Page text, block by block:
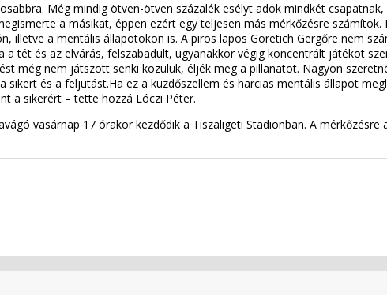
Még mindig ötven-ötven százalék esélyt adok mindkét
a másikat, éppen ezért egy teljesen más mérkőzésre
illetve a mentális állapotokon is. A piros lapos Goretich Gergőre nem
tét és az elvárás, felszabadult, ugyanakkor végig koncentrált játékot
még nem játszott senki közülük, éljék meg a pillanatot. Nagyon
és a feljutást.Ha ez a küzdőszellem és harcias mentális állapot
a sikerért – tette hozzá Lóczi Péter.
vasárnap 17 órakor kezdődik a Tiszaligeti Stadionban. A